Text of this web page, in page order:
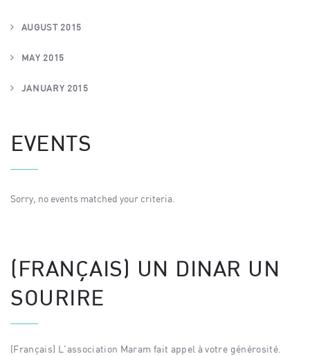
AUGUST 2015
MAY 2015
JANUARY 2015
EVENTS
Sorry, no events matched your criteria.
(FRANÇAIS) UN DINAR UN
SOURIRE
(Français) L'association Maram fait appel à votre générosité.